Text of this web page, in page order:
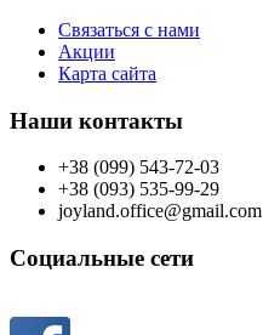
Связаться с нами
Акции
Карта сайта
Наши контакты
+38 (099) 543-72-03
+38 (093) 535-99-29
joyland.office@gmail.com
Социальные сети